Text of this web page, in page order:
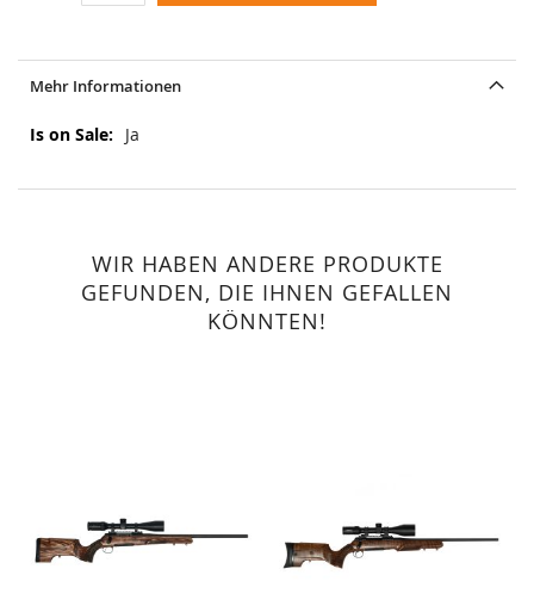
Mehr Informationen
Mehr
Ja
WIR HABEN ANDERE PRODUKTE
GEFUNDEN, DIE IHNEN GEFALLEN
KÖNNTEN!